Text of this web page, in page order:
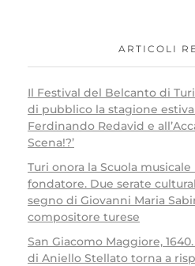
ARTICOLI
Il Festival del Belcanto di
di pubblico la stagione estiva
Ferdinando Redavid e
Scena!?’
Turi onora la Scuola
fondatore. Due serate
segno di Giovanni Maria
compositore turese
San Giacomo Maggiore,
di Aniello Stellato torna a